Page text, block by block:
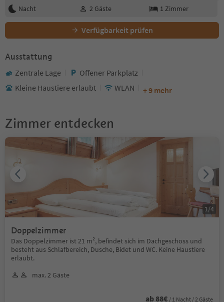
Nacht
2 Gäste 1 Zimmer
Verfügbarkeit prüfen
Ausstattung
Zentrale Lage
Offener Parkplatz
Kleine Haustiere erlaubt
WLAN + 9 mehr
Zimmer entdecken
Doppelzimmer
Das Doppelzimmer ist 21 m², befindet sich im Dachgeschoss und
besteht aus Schlafbereich, Dusche, Bidet und WC. Keine Haustiere
erlaubt.
max. 2 Gäste
ab 88€ / 1 Nacht / 2 Gäste
1/4